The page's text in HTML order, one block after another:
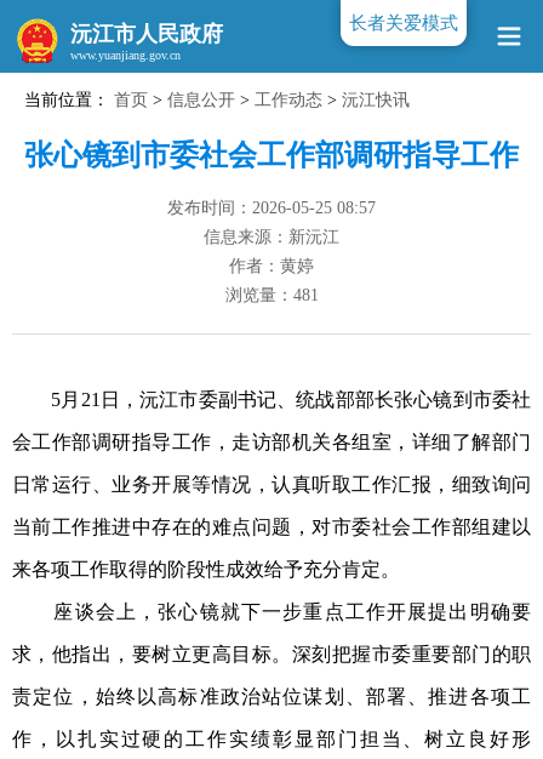
沅江市人民政府
当前位置： 首页 > 信息公开 > 工作动态 > 沅江快讯
张心镜到市委社会工作部调研指导工作
发布时间：2026-05-25 08:57
信息来源：新沅江
作者：黄婷
浏览量： 481
5月21日，沅江市委副书记、统战部部长张心镜到市委社
会工作部调研指导工作，走访部机关各组室，详细了解部门
日常运行、业务开展等情况，认真听取工作汇报，细致询问
当前工作推进中存在的难点问题，对市委社会工作部组建以
来各项工作取得的阶段性成效给予充分肯定。
座谈会上，张心镜就下一步重点工作开展提出明确要
求，他指出，要树立更高目标。深刻把握市委重要部门的职
责定位，始终以高标准政治站位谋划、部署、推进各项工
作，以扎实过硬的工作实绩彰显部门担当、树立良好形
长者关爱模式